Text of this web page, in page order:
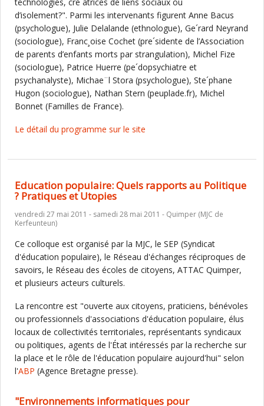
d’isolement?". Parmi les intervenants figurent Anne Bacus
(psychologue), Julie Delalande (ethnologue), Ge´rard Neyrand
(sociologue), Franc¸oise Cochet (pre´sidente de l’Association
de parents d’enfants morts par strangulation), Michel Fize
(sociologue), Patrice Huerre (pe´dopsychiatre et
psychanalyste), Michae¨l Stora (psychologue), Ste´phane
Hugon (sociologue), Nathan Stern (peuplade.fr), Michel
Bonnet (Familles de France).
Le détail du programme sur le site
Education populaire: Quels rapports au Politique
? Pratiques et Utopies
vendredi 27 mai 2011 - samedi 28 mai 2011 - Quimper (MJC de
Kerfeunteun)
Ce colloque est organisé par la MJC, le SEP (Syndicat
d'éducation populaire), le Réseau d'échanges réciproques de
savoirs, le Réseau des écoles de citoyens, ATTAC Quimper,
et plusieurs acteurs culturels.
La rencontre est "ouverte aux citoyens, praticiens, bénévoles
ou professionnels d'associations d'éducation populaire, élus
locaux de collectivités territoriales, représentants syndicaux
ou politiques, agents de l'État intéressés par la recherche sur
la place et le rôle de l'éducation populaire aujourd'hui" selon
l'ABP (Agence Bretagne presse).
"Environnements informatiques pour